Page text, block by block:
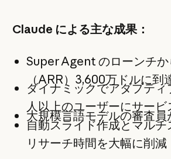
Claude による主な成果：
Super Agent のローンチ
（ARR）3,600万ドルに到
ダイナミックでアダプテ
人以上のユーザーにサービ
大規模言語モデルの審査
自動スライド作成とマル
リサーチ時間を大幅に削減